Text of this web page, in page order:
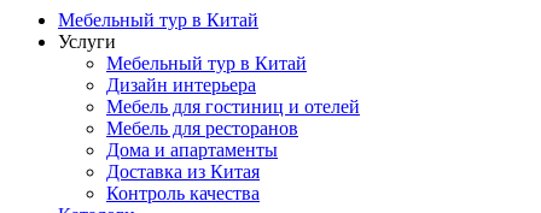
Мебельный тур в Китай
Услуги
Мебельный тур в Китай
Дизайн интерьера
Мебель для гостиниц и отелей
Мебель для ресторанов
Дома и апартаменты
Доставка из Китая
Контроль качества